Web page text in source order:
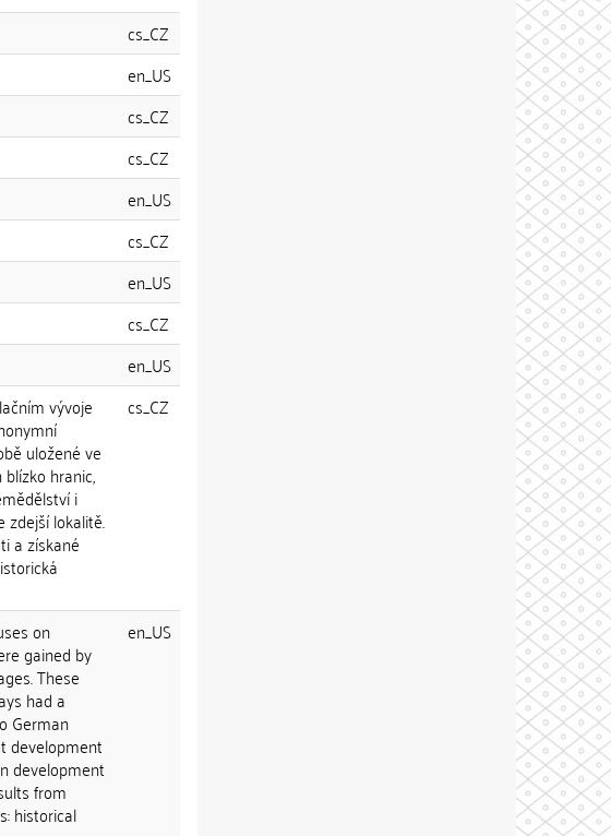
cs_CZ
en_US
cs_CZ
cs_CZ
en_US
cs_CZ
en_US
cs_CZ
en_US
vývoje
uložené ve
hranic,
i
zdejší lokalitě.
a získané
cs_CZ
on
gained by
These
had a
German
development
development
from
historical
en_US